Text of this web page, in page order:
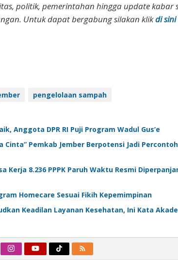
politik, pemerintahan hingga update kabar
Untuk dapat bergabung silakan klikdi sini
pengelolaan sampah
Anggota DPR RI Puji Program Wadul Gus’e
Cinta” Pemkab Jember Berpotensi Jadi
Kerja 8.236 PPPK Paruh Waktu Resmi
Homecare Sesuai Fikih Kepemimpinan
Keadilan Layanan Kesehatan, Ini Kata